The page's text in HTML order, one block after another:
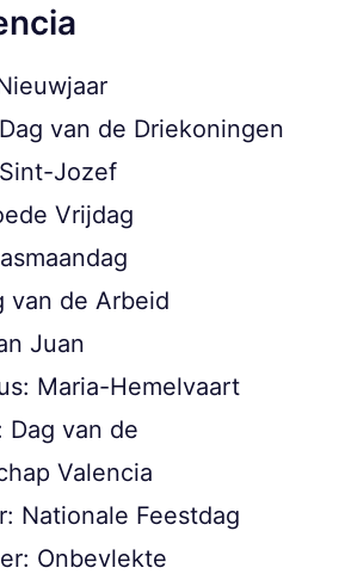
van de Driekoningen
Jozef
Vrijdag
van de Arbeid
Juan
Maria-Hemelvaart
Dag van de
Valencia
Nationale Feestdag
Onbevlekte